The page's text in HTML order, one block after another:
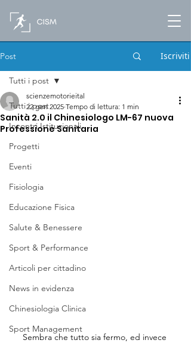
Post Iscriviti
Tutti i post
Incontri Istituzionali
Progetti
Eventi
Fisiologia
Educazione Fisica
Salute & Benessere
Sport & Performance
Articoli per cittadino
News in evidenza
Chinesiologia Clinica
Sport Management
Tutti i post
Sanità 2.0 il Chinesiologo LM-67 nuova
Professione Sanitaria
scienzemotorieital
22 gen 2025 Tempo di lettura: 1 min
Sembra che tutto sia fermo, ed invece